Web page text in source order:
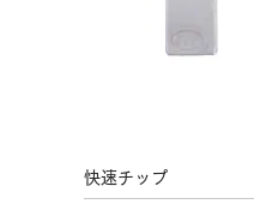
快速チップ